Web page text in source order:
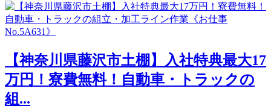
【神奈川県藤沢市土棚】入社特典最大17
万円！寮費無料！自動車・トラックの
組...